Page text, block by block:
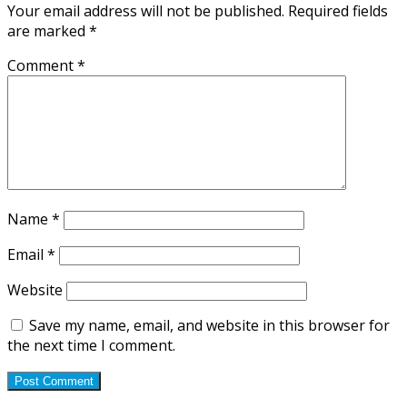
Your email address will not be published. Required fields
are marked *
Comment*
Name *
Email *
Website
Save my name, email, and website in this browser for
the next time I comment.